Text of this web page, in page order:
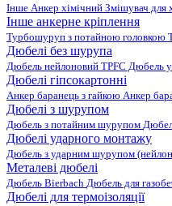
Інше Анкер хімічний Змішувач для
Інше анкерне кріплення
Турбошуруп з потайною головкою
Дюбелі без шурупа
Дюбель нейлоновий TPFC Дюбель
Дюбелі гіпсокартонні
Анкер баранець з гайкою Анкер
Дюбелі з шурупом
Дюбель з потайним шурупом
Дюбелі ударного монтажу
Дюбель з ударним шурупом
Металеві дюбелі
Дюбель Bierbach Дюбель для
Дюбелі для термоізоляції